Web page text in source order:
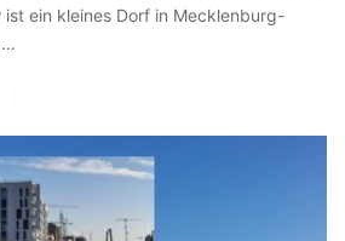
ein kleines Dorf in Mecklenburg-